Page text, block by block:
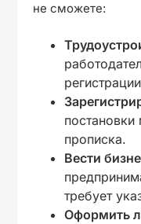
не сможете:
прописка.
Вести
требует
Оформить